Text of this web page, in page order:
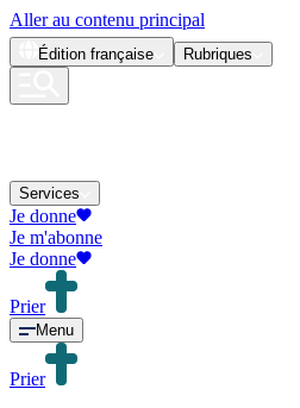
Aller au contenu principal
Édition française Rubriques
Services
Je donne
Je m'abonne
Je donne
Prier
Menu
Prier